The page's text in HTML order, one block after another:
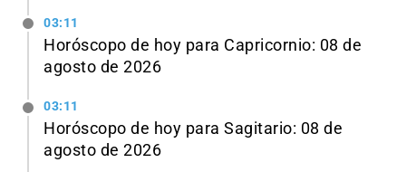
03:11
Horóscopo de hoy para Capricornio: 08 de
agosto de 2026
03:11
Horóscopo de hoy para Sagitario: 08 de
agosto de 2026